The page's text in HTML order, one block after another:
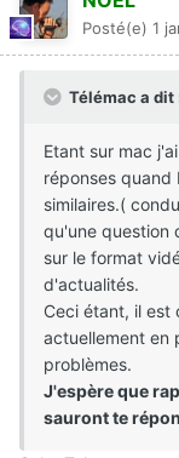
Posté(e) 1
Télémac a dit
Etant sur mac
réponses quand
similaires.(
qu'une question
sur le format
d'actualités.
Ceci étant, il est
actuellement en
problèmes.
J'espère que
sauront te